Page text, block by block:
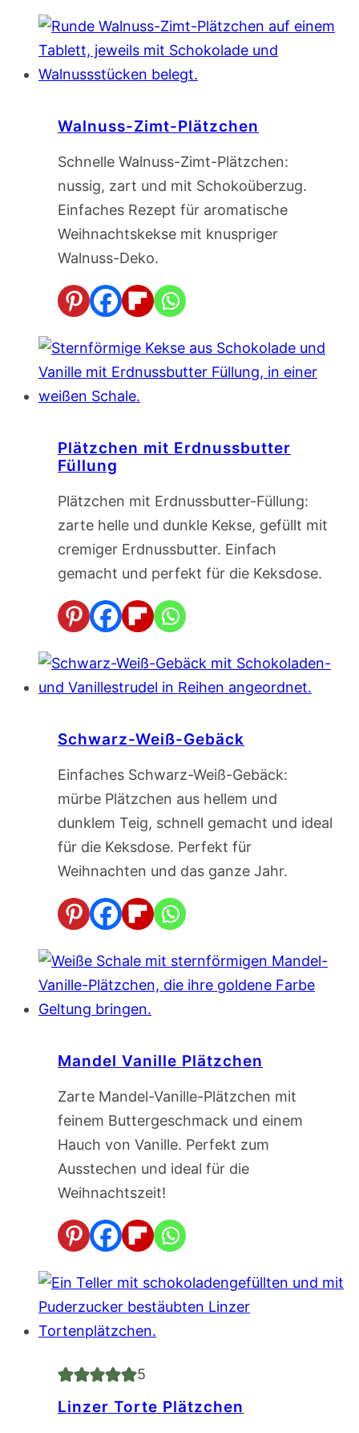
Walnuss-Zimt-Plätzchen
Schnelle Walnuss-Zimt-Plätzchen:
nussig, zart und mit Schokoüberzug.
Einfaches Rezept für aromatische
Weihnachtskekse mit knuspriger
Walnuss-Deko.
Plätzchen mit Erdnussbutter
Füllung
Plätzchen mit Erdnussbutter-Füllung:
zarte helle und dunkle Kekse, gefüllt mit
cremiger Erdnussbutter. Einfach
gemacht und perfekt für die Keksdose.
Schwarz-Weiß-Gebäck
Einfaches Schwarz-Weiß-Gebäck:
mürbe Plätzchen aus hellem und
dunklem Teig, schnell gemacht und ideal
für die Keksdose. Perfekt für
Weihnachten und das ganze Jahr.
Mandel Vanille Plätzchen
Zarte Mandel-Vanille-Plätzchen mit
feinem Buttergeschmack und einem
Hauch von Vanille. Perfekt zum
Ausstechen und ideal für die
Weihnachtszeit!
5
Linzer Torte Plätzchen